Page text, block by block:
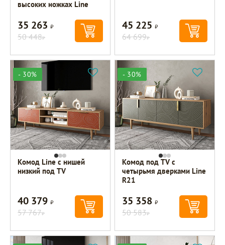
высоких ножках Line
35 263Р
50 448Р
45 225Р
64 699Р
- 30%
Комод Line с нишей
низкий под TV
40 379Р
57 767Р
- 30%
Комод под TV с
четырьмя дверками Line
R21
35 358Р
50 583Р